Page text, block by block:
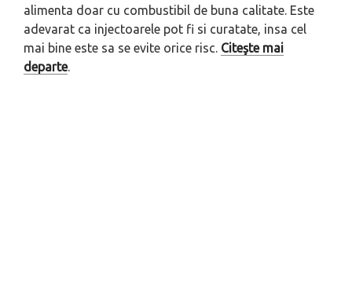
alimenta doar cu combustibil de buna calitate. Este
adevarat ca injectoarele pot fi si curatate, insa cel
mai bine este sa se evite orice risc. Citeşte mai
departe.